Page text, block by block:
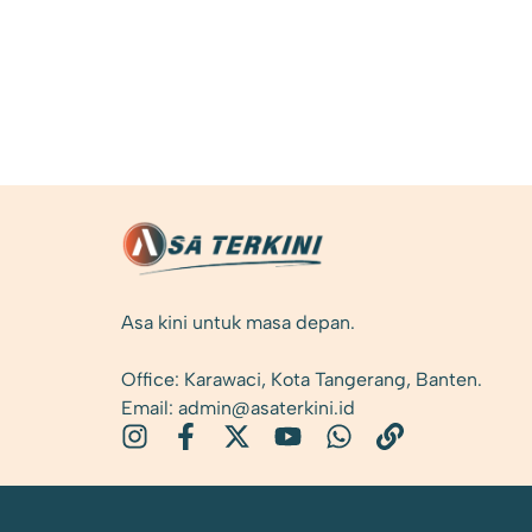
Asa kini untuk masa depan.
Office: Karawaci, Kota Tangerang, Banten.
Email: admin@asaterkini.id